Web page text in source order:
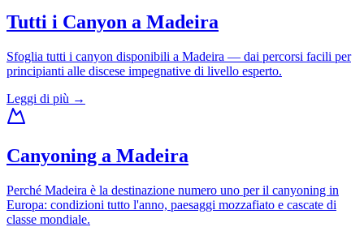
Tutti i Canyon a Madeira
Sfoglia tutti i canyon disponibili a Madeira — dai percorsi facili per
principianti alle discese impegnative di livello esperto.
Leggi di più →
Canyoning a Madeira
Perché Madeira è la destinazione numero uno per il canyoning in
Europa: condizioni tutto l'anno, paesaggi mozzafiato e cascate di
classe mondiale.